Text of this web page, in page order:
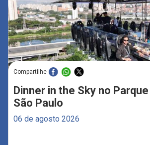
Compartilhe
Dinner in the Sky no
São Paulo
06 de agosto 2026